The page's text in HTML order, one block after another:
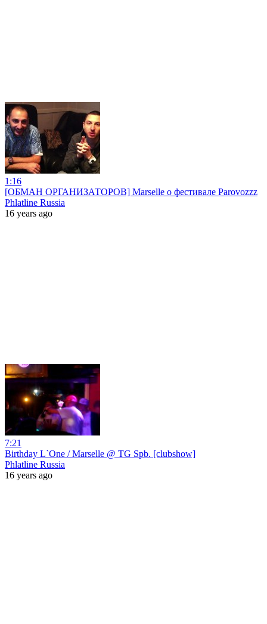
1:16
[ОБМАН ОРГАНИЗАТОРОВ] Marselle о фестивале Parovozzz
Phlatline Russia
16 years ago
7:21
Birthday L`One / Marselle @ TG Spb. [clubshow]
Phlatline Russia
16 years ago